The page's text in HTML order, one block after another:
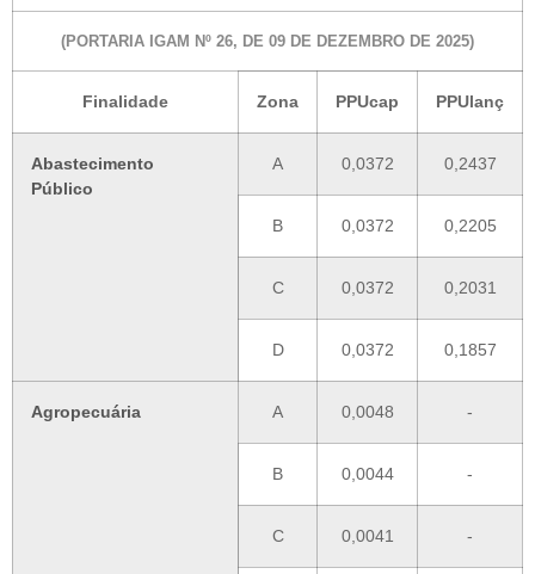
(PORTARIA IGAM Nº 26, DE 09 DE DEZEMBRO DE 2025)
Finalidade Zona PPUcap PPUlanç
Abastecimento
Público
A 0,0372 0,2437
B 0,0372 0,2205
C 0,0372 0,2031
D 0,0372 0,1857
Agropecuária A 0,0048 -
B 0,0044 -
C 0,0041 -